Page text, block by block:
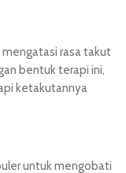
rasa takut
bentuk terapi ini,
ketakutannya
untuk mengobati